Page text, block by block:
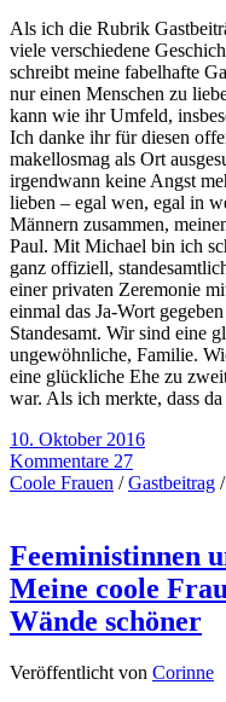
Als ich die Rubrik
viele verschiedene
schreibt meine fabelhafte
nur einen Menschen zu
kann wie ihr Umfeld,
Ich danke ihr für diesen
makellosmag als Ort
irgendwann keine Angst
lieben – egal wen, egal in
Männern zusammen,
Paul. Mit Michael bin ich
ganz offiziell,
einer privaten Zeremonie
einmal das Ja-Wort
Standesamt. Wir sind eine
ungewöhnliche, Familie.
eine glückliche Ehe zu
war. Als ich merkte, dass
10. Oktober 2016
Kommentare 27
Coole Frauen /Gastbeitrag /
Feeministinnen
Meine coole
Wände schöner
Veröffentlicht von Corinne